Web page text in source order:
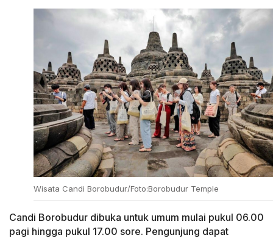
Wisata Candi Borobudur/Foto:Borobudur Temple
Candi Borobudur dibuka untuk umum mulai pukul 06.00
pagi hingga pukul 17.00 sore. Pengunjung dapat